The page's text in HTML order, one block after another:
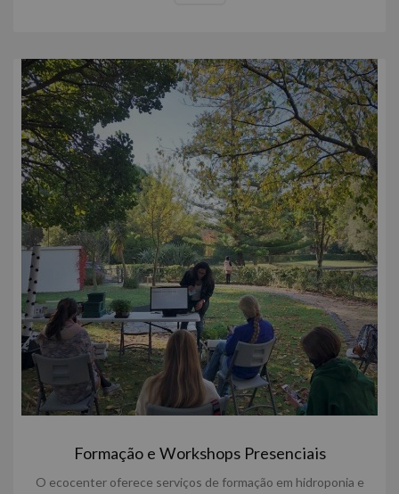
Formação e Workshops Presenciais
O ecocenter oferece serviços de formação em hidroponia e